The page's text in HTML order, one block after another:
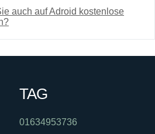
auch auf Adroid kostenlose
TAG
01634953736